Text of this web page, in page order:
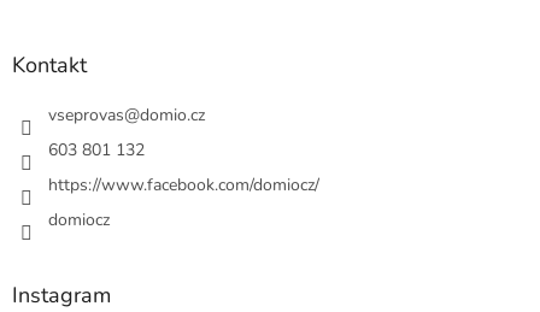
Kontakt
vseprovas@domio.cz
603 801 132
https://www.facebook.com/domiocz/
domiocz
Instagram